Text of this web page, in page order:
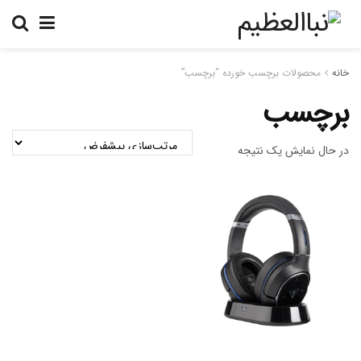
خانه محصولات برچسب خورده “برچسب”
برچسب
در حال نمایش یک نتیجه